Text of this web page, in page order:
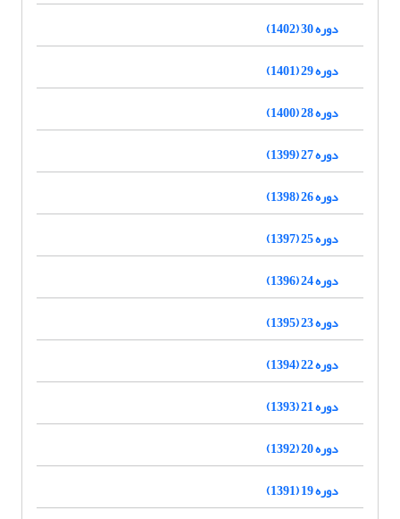
دوره 30 (1402)
دوره 29 (1401)
دوره 28 (1400)
دوره 27 (1399)
دوره 26 (1398)
دوره 25 (1397)
دوره 24 (1396)
دوره 23 (1395)
دوره 22 (1394)
دوره 21 (1393)
دوره 20 (1392)
دوره 19 (1391)